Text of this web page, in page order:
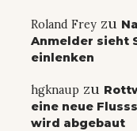
Roland Frey zu
Anmelder sieht
einlenken
hgknaup zu
eine neue
wird abgebaut